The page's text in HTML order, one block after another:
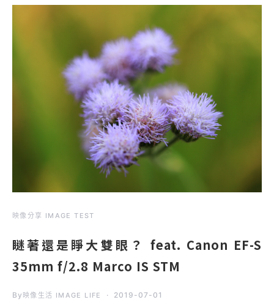
映像分享 IMAGE TEST
瞇著還是睜大雙眼？ feat. Canon EF-S
35mm f/2.8 Marco IS STM
By 映像生活 IMAGE LIFE 2019-07-01